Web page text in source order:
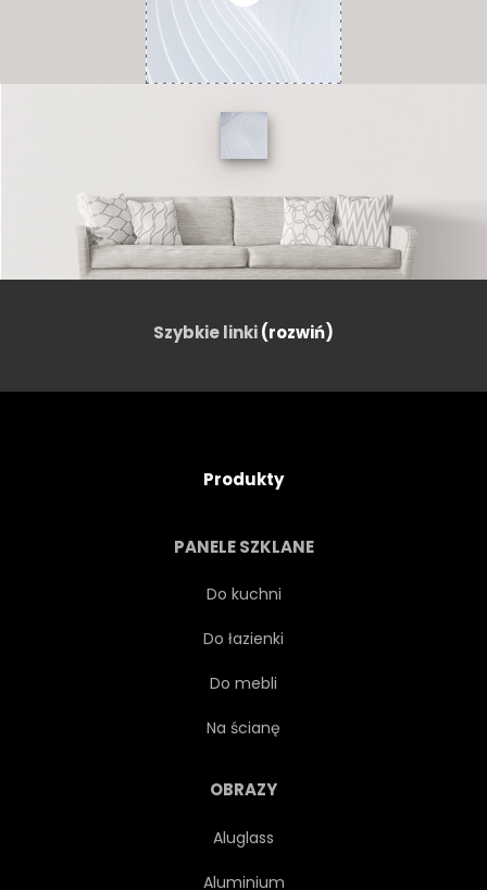
Szybkie linki(rozwiń)
Produkty
PANELE SZKLANE
Do kuchni
Do łazienki
Do mebli
Na ścianę
OBRAZY
Aluglass
Aluminium